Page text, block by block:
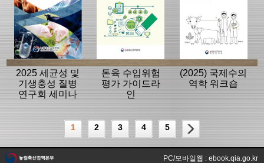
2025 세균성 및
기생충성 질병
연구회 세미나
돈육 수입위험
평가 가이드라
인
(2025) 국제수의
역학 워크숍
1 2 3 4 5
PC/모바일웹 : ebook.qia.go.kr